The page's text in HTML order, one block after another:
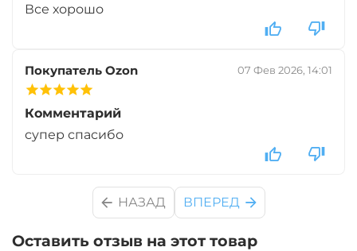
Все хорошо
Покупатель Ozon 07 Фев 2026, 14:01
Комментарий
супер спасибо
НАЗАД ВПЕРЕД
Оставить отзыв на этот товар